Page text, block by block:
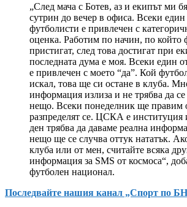
„След мача с Ботев, аз и екипът ми
сутрин до вечер в офиса. Всеки един
футболисти е привлечен с
оценка. Работим по начин, по който
пристигат, след това достигат при
последната дума е моя. Всеки един
е привлечен с моето “да”. Кой
искал, това ще си остане в клуба.
информация излиза и не трябва да се
нещо. Всеки понеделник ще правим
разпределят се. ЦСКА е институция
ден трябва да даваме реална
нещо ще се случва оттук нататък.
клуба или от мен, считайте всяка
информация за SMS от космоса“,
футболен национал.
Последвайте нашия канал „Спорт по